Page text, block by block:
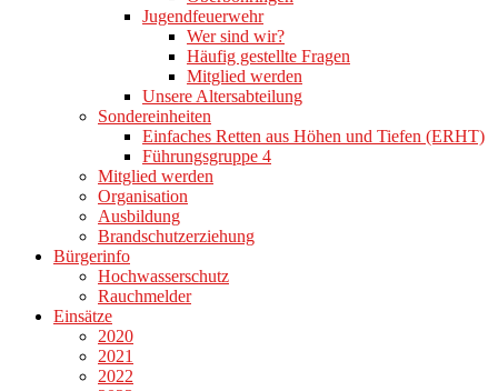
Jugendfeuerwehr
Wer sind wir?
Häufig gestellte Fragen
Mitglied werden
Unsere Altersabteilung
Sondereinheiten
Einfaches Retten aus Höhen und Tiefen (ERHT)
Führungsgruppe 4
Mitglied werden
Organisation
Ausbildung
Brandschutzerziehung
Bürgerinfo
Hochwasserschutz
Rauchmelder
Einsätze
2020
2021
2022